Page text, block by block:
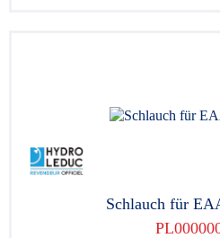
Schlauch für